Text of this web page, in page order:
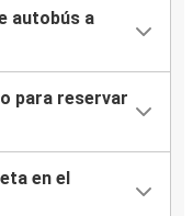
autobús a
para reservar
en el